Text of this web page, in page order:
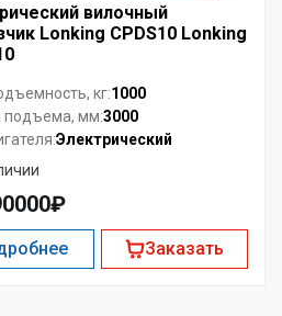
вилочный
Lonking CPDS10 Lonking
кг:1000
подъема, мм:3000
Электрический
Заказать